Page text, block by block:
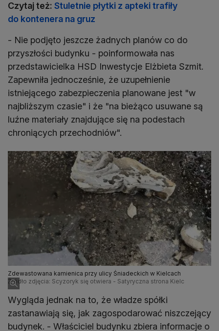
Czytaj też: Stuletnie płytki z apteki trafiły
do kontenera na gruz
- Nie podjęto jeszcze żadnych planów co do
przyszłości budynku - poinformowała nas
przedstawicielka HSD Inwestycje Elżbieta Szmit.
Zapewniła jednocześnie, że uzupełnienie
istniejącego zabezpieczenia planowane jest "w
najbliższym czasie" i że "na bieżąco usuwane są
luźne materiały znajdujące się na podestach
chroniących przechodniów".
Zdewastowana kamienica przy ulicy Śniadeckich w Kielcach
Źródło zdjęcia: Scyzoryk się otwiera - Satyryczna strona Kielc
Wygląda jednak na to, że władze spółki
zastanawiają się, jak zagospodarować niszczejący
budynek. - Właściciel budynku zbiera informacje o